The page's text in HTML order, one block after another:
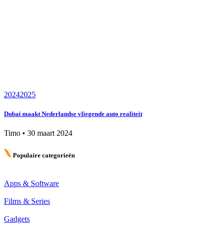
20242025
Dubai maakt Nederlandse vliegende auto realiteit
Timo • 30 maart 2024
Populaire categorieën
Apps & Software
Films & Series
Gadgets